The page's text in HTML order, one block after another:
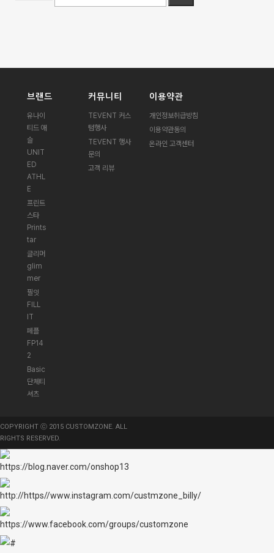
브랜드
유나이
티드 애
슬
UNIT
ED
ATHL
E
프린트
스타
Prints
tar
글리머
glim
mer
필잇
FILL
IT
페플
FP14
2
Basic
단체티
셔츠
커뮤니티
TEVENT 커스
텀행사
TEVENT 행사
문의
고객 리뷰
이용약관
개인정보취급방침
이용약관동의
온라인 고객센터
COPYRIGHT ⓒ 2015 CUSTOMZONE. ALL
RIGHTS RESERVED.